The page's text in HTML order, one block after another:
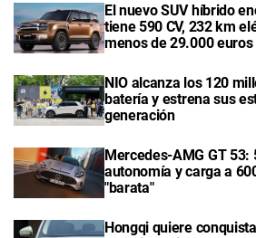
El nuevo SUV híbrido
tiene 590 CV, 232 km
menos de 29.000 euros
NIO alcanza los 120
batería y estrena sus
generación
Mercedes-AMG GT 53:
autonomía y carga a
"barata"
Hongqi quiere